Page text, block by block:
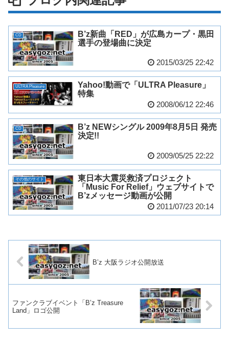
CD
B’z新曲「RED」が広島カープ・黒田
選手の登場曲に決定
2015/03/25 22:42
ULTRA Pleasure
Yahoo!動画で「ULTRA Pleasure」
特集
2008/06/12 22:46
CD
B’z NEWシングル 2009年8月5日 発売
決定!!
2009/05/25 22:22
その他のサイト
東日本大震災救済プロジェクト
「Music For Relief」ウェブサイトで
B’zメッセージ動画が公開
2011/07/23 20:14
B’z 大阪ラジオ公開放送
ファンクラブイベント「B’z Treasure
Land」ロゴ公開